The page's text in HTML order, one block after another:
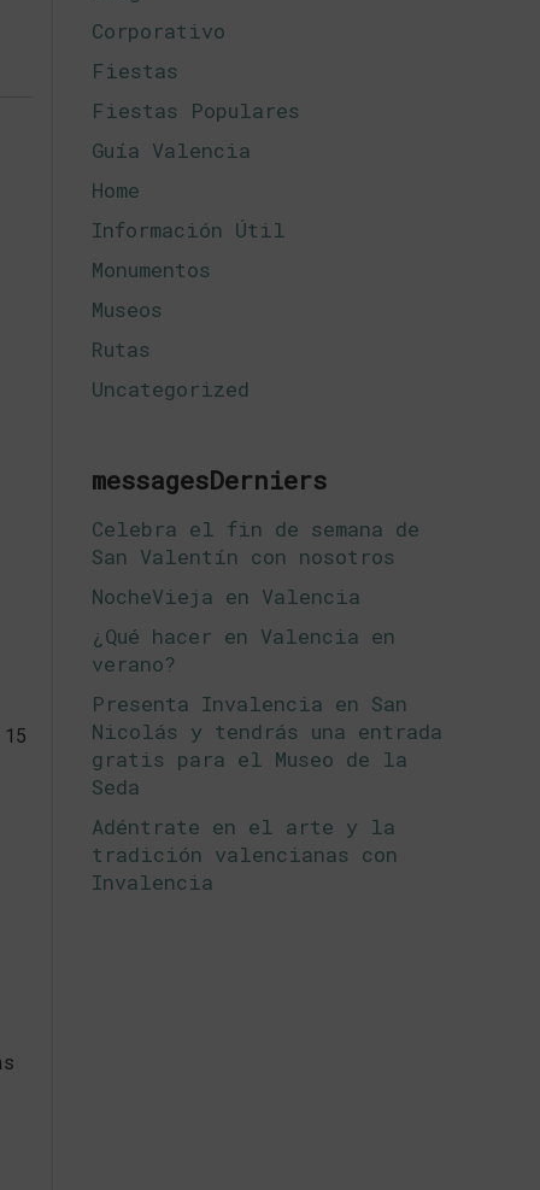
Corporativo
Fiestas
Fiestas Populares
Guía Valencia
Home
Información Útil
Monumentos
Museos
Rutas
Uncategorized
messagesDerniers
Celebra el fin de semana de
San Valentín con nosotros
NocheVieja en Valencia
¿Qué hacer en Valencia en
verano?
Presenta Invalencia en San
Nicolás y tendrás una entrada
gratis para el Museo de la
Seda
Adéntrate en el arte y la
tradición valencianas con
Invalencia